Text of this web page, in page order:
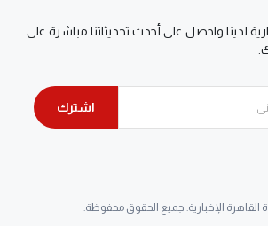
لدينا واحصل على أحدث تحديثاتنا مباشرة على
اشترك